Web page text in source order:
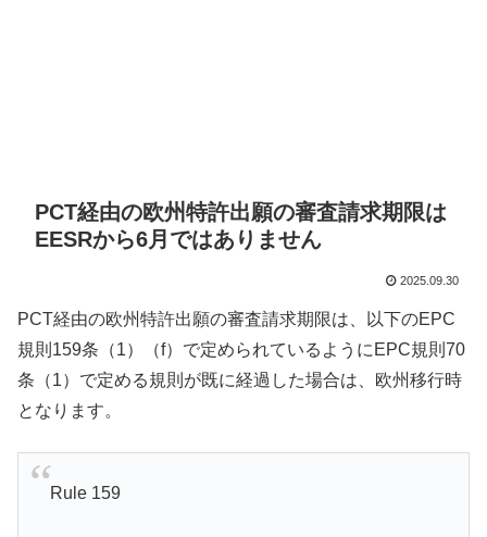
PCT経由の欧州特許出願の審査請求期限は
EESRから6月ではありません
2025.09.30
PCT経由の欧州特許出願の審査請求期限は、以下のEPC
規則159条（1）（f）で定められているようにEPC規則70
条（1）で定める規則が既に経過した場合は、欧州移行時
となります。
Rule 159